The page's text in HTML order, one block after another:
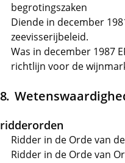
begrotingszaken
Diende in december
zeevisserijbeleid.
Was in december 1987
richtlijn voor de
ridderorden
Ridder in de Orde van
Ridder in de Orde van